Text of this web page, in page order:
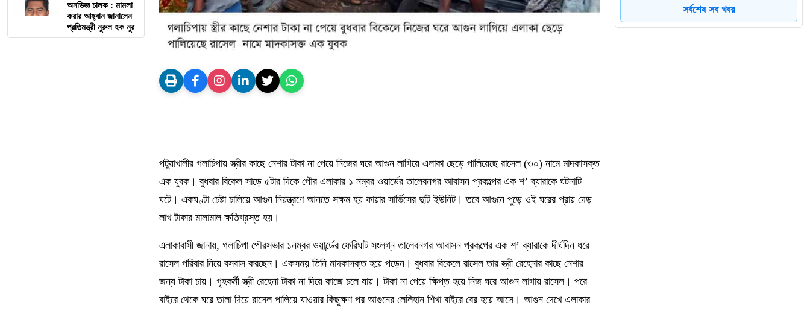
অনভিজ্ঞ চালক : মামলা
করার আহ্বান জানালেন
প্রতিমন্ত্রী নুরুল হক নুর
পটুয়াখালীর গলাচিপায় স্ত্রীর কাছে নেশার টাকা না পেয়ে নিজের ঘরে আগুন লাগিয়ে এলাকা ছেড়ে পালিয়েছে রাসেল (৩০) নামে মাদকাসক্ত
এক যুবক। বুধবার বিকেল সাড়ে ৫টার দিকে পৌর এলাকার ১ নম্বর ওয়ার্ডের তালেবনগর আবাসন প্রকল্পের এক শ’ ব্যারাকে ঘটনাটি
ঘটে। একঘণ্টা চেষ্টা চালিয়ে আগুন নিয়ন্ত্রণে আনতে সক্ষম হয় ফায়ার সার্ভিসের দুটি ইউনিট। তবে আগুনে পুড়ে ওই ঘরের প্রায় দেড়
লাখ টাকার মালামাল ক্ষতিগ্রস্ত হয়।
এলাকাবাসী জানায়, গলাচিপা পৌরসভার ১নম্বর ওয়ার্র্ডের ফেরিঘাট সংলগ্ন তালেবনগর আবাসন প্রকল্পের এক শ’ ব্যারাকে দীর্ঘদিন ধরে
রাসেল পরিবার নিয়ে বসবাস করছেন। একসময় তিনি মাদকাসক্ত হয়ে পড়েন। বুধবার বিকেলে রাসেল তার স্ত্রী রেহেনার কাছে নেশার
জন্য টাকা চায়। গৃহকর্মী স্ত্রী রেহেনা টাকা না দিয়ে কাজে চলে যায়। টাকা না পেয়ে ক্ষিপ্ত হয়ে নিজ ঘরে আগুন লাগায় রাসেল। পরে
বাইরে থেকে ঘরে তালা দিয়ে রাসেল পালিয়ে যাওয়ার কিছুক্ষণ পর আগুনের লেলিহান শিখা বাইরে বের হয়ে আসে। আগুন দেখে এলাকার
গলাচিপায় অনলাইন জুয়ার নেতিবাচক প্রভাব
৭
সর্বশেষ সব খবর